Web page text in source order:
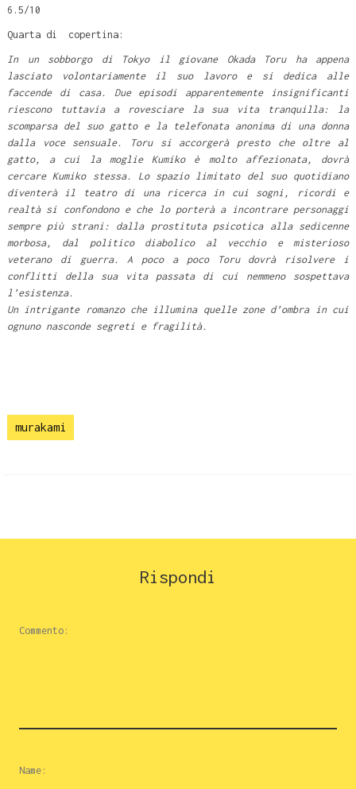
6.5/10
Quarta di copertina:
In un sobborgo di Tokyo il giovane Okada Toru ha appena
lasciato volontariamente il suo lavoro e si dedica alle
faccende di casa. Due episodi apparentemente insignificanti
riescono tuttavia a rovesciare la sua vita tranquilla: la
scomparsa del suo gatto e la telefonata anonima di una donna
dalla voce sensuale. Toru si accorgerà presto che oltre al
gatto, a cui la moglie Kumiko è molto affezionata, dovrà
cercare Kumiko stessa. Lo spazio limitato del suo quotidiano
diventerà il teatro di una ricerca in cui sogni, ricordi e
realtà si confondono e che lo porterà a incontrare personaggi
sempre più strani: dalla prostituta psicotica alla sedicenne
morbosa, dal politico diabolico al vecchio e misterioso
veterano di guerra. A poco a poco Toru dovrà risolvere i
conflitti della sua vita passata di cui nemmeno sospettava
l’esistenza.
Un intrigante romanzo che illumina quelle zone d’ombra in cui
ognuno nasconde segreti e fragilità.
murakami
Rispondi